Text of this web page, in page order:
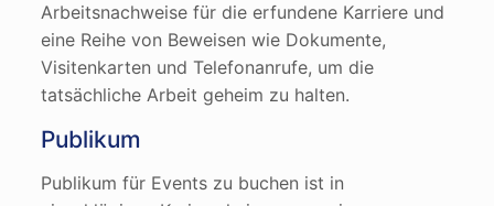
Arbeitsnachweise für die erfundene Karriere und
eine Reihe von Beweisen wie Dokumente,
Visitenkarten und Telefonanrufe, um die
tatsächliche Arbeit geheim zu halten.
Publikum
Publikum für Events zu buchen ist in